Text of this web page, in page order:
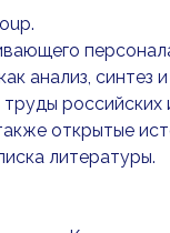
анализ, синтез
российских
открытые
литературы.